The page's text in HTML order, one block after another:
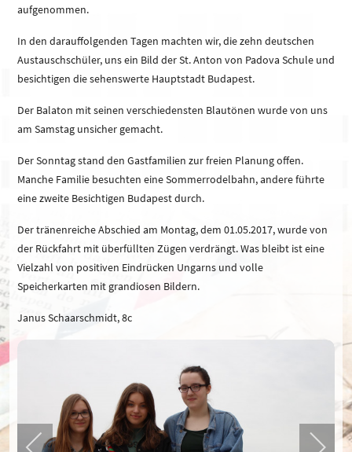
aufgenommen.
In den darauffolgenden Tagen machten wir, die zehn deutschen
Austauschschüler, uns ein Bild der St. Anton von Padova Schule und
besichtigen die sehenswerte Hauptstadt Budapest.
Der Balaton mit seinen verschiedensten Blautönen wurde von uns
am Samstag unsicher gemacht.
Der Sonntag stand den Gastfamilien zur freien Planung offen.
Manche Familie besuchten eine Sommerrodelbahn, andere führte
eine zweite Besichtigen Budapest durch.
Der tränenreiche Abschied am Montag, dem 01.05.2017, wurde von
der Rückfahrt mit überfüllten Zügen verdrängt. Was bleibt ist eine
Vielzahl von positiven Eindrücken Ungarns und volle
Speicherkarten mit grandiosen Bildern.
Janus Schaarschmidt, 8c